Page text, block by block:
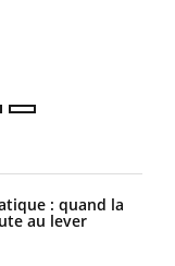
: quand la
au lever